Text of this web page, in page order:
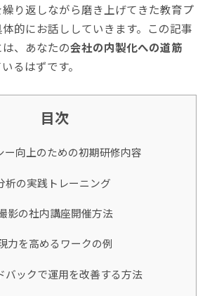
り返しながら磨き上げてきた教育プ
的にお話ししていきます。この記事
、あなたの会社の内製化への道筋
るはずです。
目次
ー向上のための初期研修内容
析の実践トレーニング
影の社内講座開催方法
力を高めるワークの例
バックで運用を改善する方法